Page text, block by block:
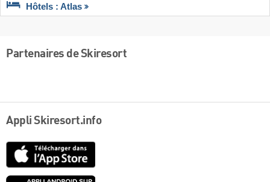
Hôtels : Atlas
Partenaires de Skiresort
Appli Skiresort.info